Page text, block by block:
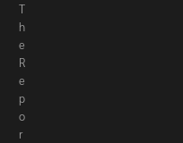
T
h
e
R
e
p
o
r